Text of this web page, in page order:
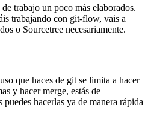
trabajo un poco más elaborados.
trabajando con git-flow, vais a
o Sourcetree necesariamente.
que haces de git se limita a hacer
y hacer merge, estás de
puedes hacerlas ya de manera rápida